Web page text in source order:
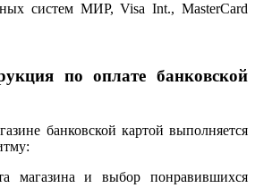
систем МИР, Visa Int., MasterCard
по оплате банковской
банковской картой выполняется
магазина и выбор понравившихся